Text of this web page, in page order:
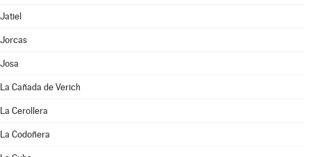
Jatiel
Jorcas
Josa
La Cañada de Verich
La Cerollera
La Codoñera